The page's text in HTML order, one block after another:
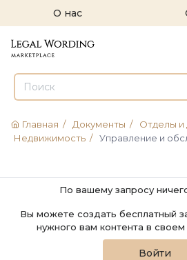
О нас
Главная / Документы / Отделы и
Недвижимость / Управление и
По вашему запросу
Вы можете создать бесплатный
нужного вам контента в
Войти